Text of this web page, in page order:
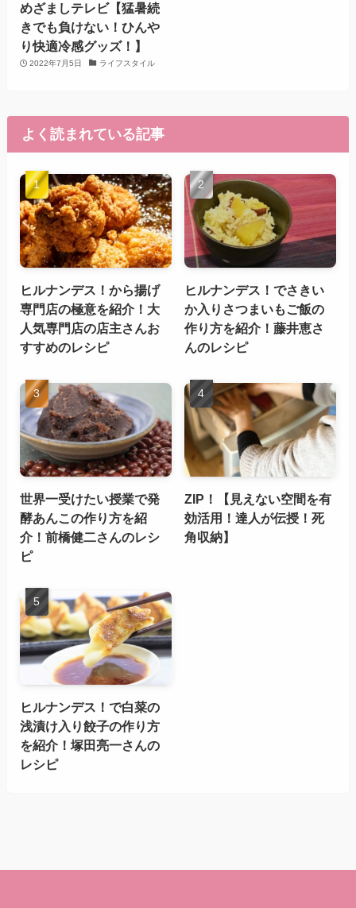
めざましテレビ【猛暑続
きでも負けない！ひんや
り快適冷感グッズ！】
2022年7月5日 ライフスタイル
よく読まれている記事
ヒルナンデス！から揚げ
専門店の極意を紹介！大
人気専門店の店主さんお
すすめのレシピ
ヒルナンデス！でさきい
か入りさつまいもご飯の
作り方を紹介！藤井恵さ
んのレシピ
世界一受けたい授業で発
酵あんこの作り方を紹
介！前橋健二さんのレシ
ピ
ZIP！【見えない空間を有
効活用！達人が伝授！死
角収納】
ヒルナンデス！で白菜の
浅漬け入り餃子の作り方
を紹介！塚田亮一さんの
レシピ